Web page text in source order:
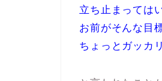
立ち止まっては
お前がそんな目
ちょっとガッカ